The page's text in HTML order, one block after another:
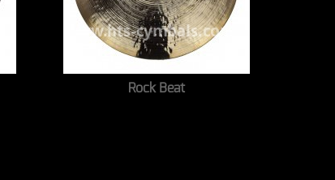
Rock Beat